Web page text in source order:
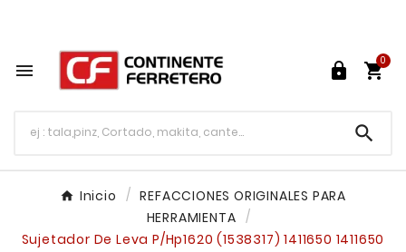
  
0

Inicio
REFACCIONES ORIGINALES PARA
HERRAMIENTA
Sujetador De Leva P/Hp1620 (1538317) 1411650 1411650